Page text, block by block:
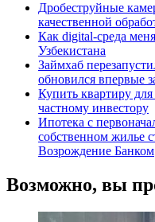
Дробеструйные
качественной
Как digital-среда
Узбекистана
Займхаб
обновился впервые
Купить квартиру
частному инвестору
Ипотека с
собственном жилье
Возрождение Банком
Возможно, вы